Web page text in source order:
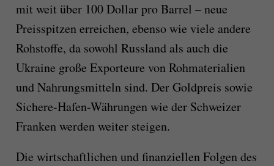
mit weit über 100 Dollar pro Barrel – neue
Preisspitzen erreichen, ebenso wie viele andere
Rohstoffe, da sowohl Russland als auch die
Ukraine große Exporteure von Rohmaterialien
und Nahrungsmitteln sind. Der Goldpreis sowie
Sichere-Hafen-Währungen wie der Schweizer
Franken werden weiter steigen.
Die wirtschaftlichen und finanziellen Folgen des